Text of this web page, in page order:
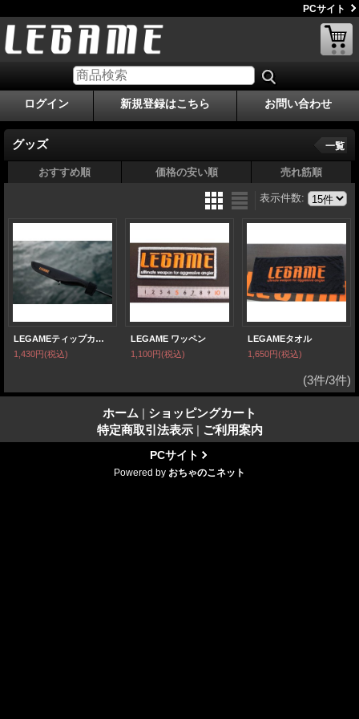
PCサイト
ログイン 新規登録はこちら お問い合わせ
グッズ 一覧
おすすめ順 価格の安い順 売れ筋順
表示件数:
LEGAMEティップカバー
1,430円(税込)
LEGAME ワッペン
1,100円(税込)
LEGAMEタオル
1,650円(税込)
(3件/3件)
ホーム | ショッピングカート
特定商取引法表示 | ご利用案内
PCサイト
Powered by おちゃのこネット